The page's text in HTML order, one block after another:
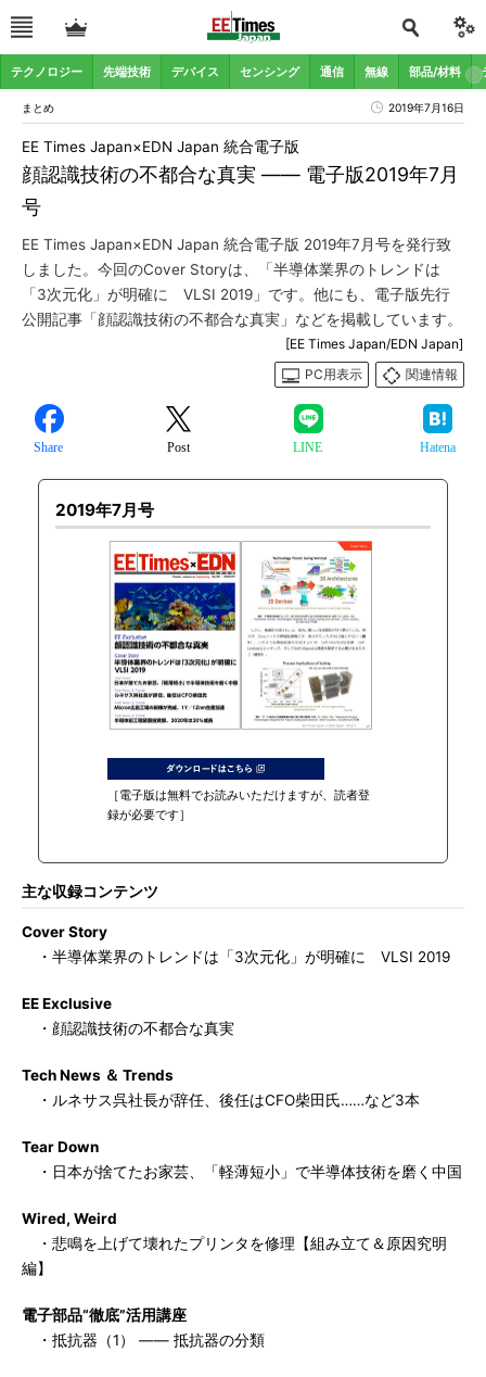
テクノロジー 先端技術 デバイス センシング 通信 無線 部品/材料
まとめ 2019年7月16日
顔認識技術の不都合な真実 ―― 電子版2019年7月
号
EE Times Japan×EDN Japan 統合電子版
EE Times Japan×EDN Japan 統合電子版 2019年7月号を発行致
しました。今回のCover Storyは、「半導体業界のトレンドは
「3次元化」が明確に VLSI 2019」です。他にも、電子版先行
公開記事「顔認識技術の不都合な真実」などを掲載しています。
[EE Times Japan/EDN Japan]
PC用表示
関連情報
Share Post LINE Hatena
2019年7月号
［電子版は無料でお読みいただけますが、読者登
録が必要です］
主な収録コンテンツ
Cover Story
・半導体業界のトレンドは「3次元化」が明確に VLSI 2019
EE Exclusive
・顔認識技術の不都合な真実
Tech News ＆ Trends
・ルネサス呉社長が辞任、後任はCFO柴田氏……など3本
Tear Down
・日本が捨てたお家芸、「軽薄短小」で半導体技術を磨く中国
Wired, Weird
・悲鳴を上げて壊れたプリンタを修理【組み立て＆原因究明
編】
電子部品“徹底”活用講座
・抵抗器（1） ―― 抵抗器の分類